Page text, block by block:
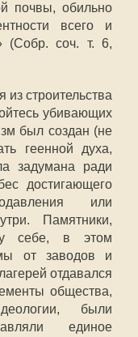
почвы, обильно
всего и
(Собр. соч. т. 6,
строительства
убивающих
был создан (не
геенной духа,
задумана ради
достигающего
или
Памятники,
себе, в этом
от заводов и
отдавался
общества,
были
единое